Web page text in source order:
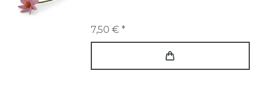
7,50 € *